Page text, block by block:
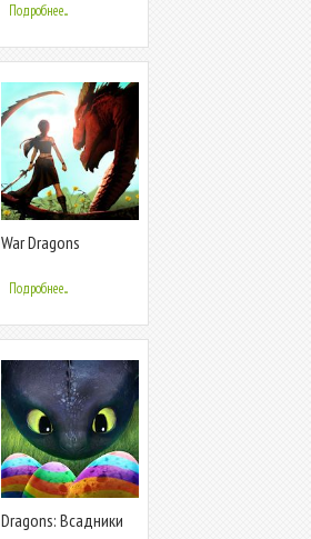
Подробнее...
War Dragons
Подробнее...
Dragons: Всадники